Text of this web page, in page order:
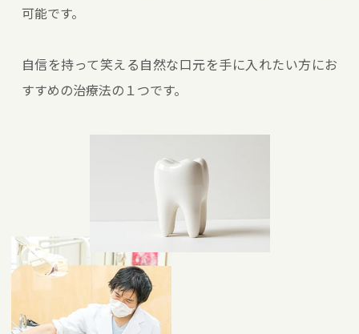
可能です。
自信を持って笑える自然な口元を手に入れたい方にお
すすめの治療法の１つです。